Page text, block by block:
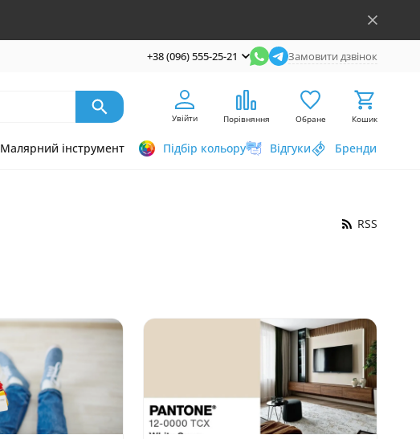
+38 (096) 555-25-21 Замовити дзвінок
Увійти Порівняння Обране Кошик
Малярний інструмент Підбір кольору Відгуки Бренди
RSS